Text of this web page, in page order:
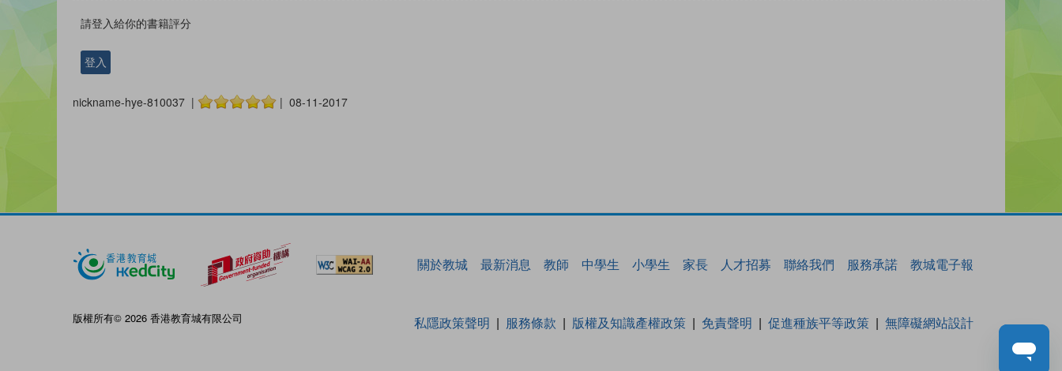
請登入給你的書籍評分
登入
nickname-hye-810037 | | 08-11-2017
關於教城 最新消息 教師 中學生 小學生 家長 人才招募 聯絡我們 服務承諾 教城電子報
版權所有© 2026 香港教育城有限公司 私隱政策聲明 服務條款 版權及知識產權政策 免責聲明 促進種族平等政策 無障礙網站設計